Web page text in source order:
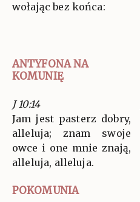
wołając bez końca:
ANTYFONA NA
KOMUNIĘ
J 10:14
Jam jest pasterz dobry,
alleluja; znam swoje
owce i one mnie znają,
alleluja, alleluja.
POKOMUNIA